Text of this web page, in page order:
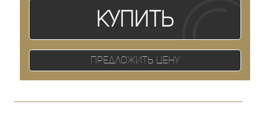
Купить
Предложить цену